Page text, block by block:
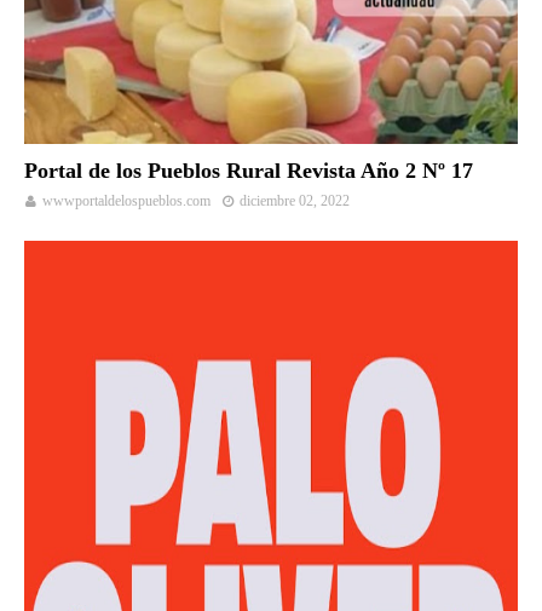
Portal de los Pueblos Rural Revista Año 2 Nº 17
wwwportaldelospueblos.com diciembre 02, 2022